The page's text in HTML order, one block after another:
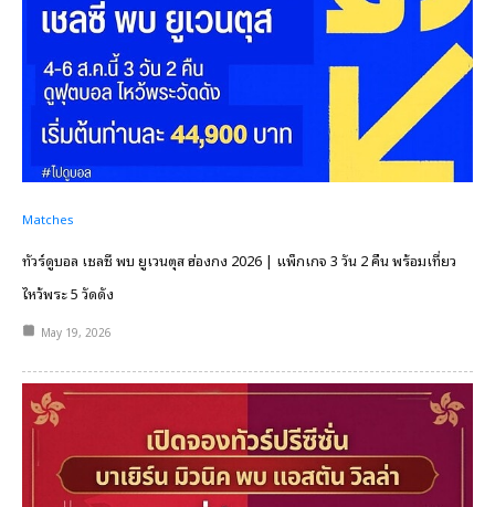
Matches
ทัวร์ดูบอล เชลซี พบ ยูเวนตุส ฮ่องกง 2026 | แพ็กเกจ 3 วัน 2 คืน พร้อมเที่ยว
ไหว้พระ 5 วัดดัง
May 19, 2026